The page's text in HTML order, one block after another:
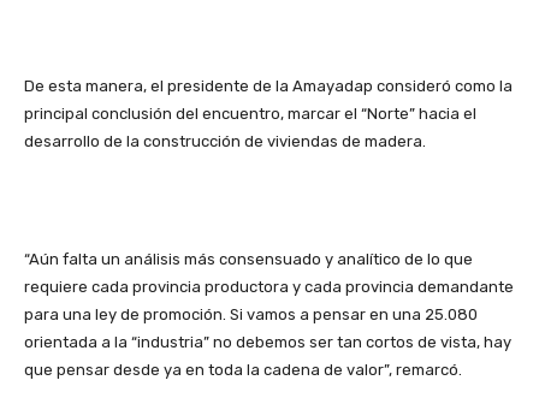
De esta manera, el presidente de la Amayadap consideró como la
principal conclusión del encuentro, marcar el “Norte” hacia el
desarrollo de la construcción de viviendas de madera.
“Aún falta un análisis más consensuado y analítico de lo que
requiere cada provincia productora y cada provincia demandante
para una ley de promoción. Si vamos a pensar en una 25.080
orientada a la “industria” no debemos ser tan cortos de vista, hay
que pensar desde ya en toda la cadena de valor”, remarcó.